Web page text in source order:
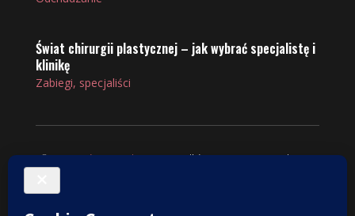
Świat chirurgii plastycznej – jak wybrać specjalistę i
klinikę
Zabiegi, specjaliści
© 2025VintageShop. Wszelkie prawa zastrzeżone.